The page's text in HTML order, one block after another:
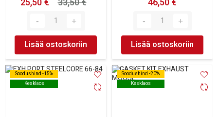
Lisää ostoskoriin Lisää ostoskoriin
Soodushind -15%
Kesklaos
Soodushind -15%
Kesklaos
Soodushind -20%
Kesklaos
Soodushind -20%
Kesklaos